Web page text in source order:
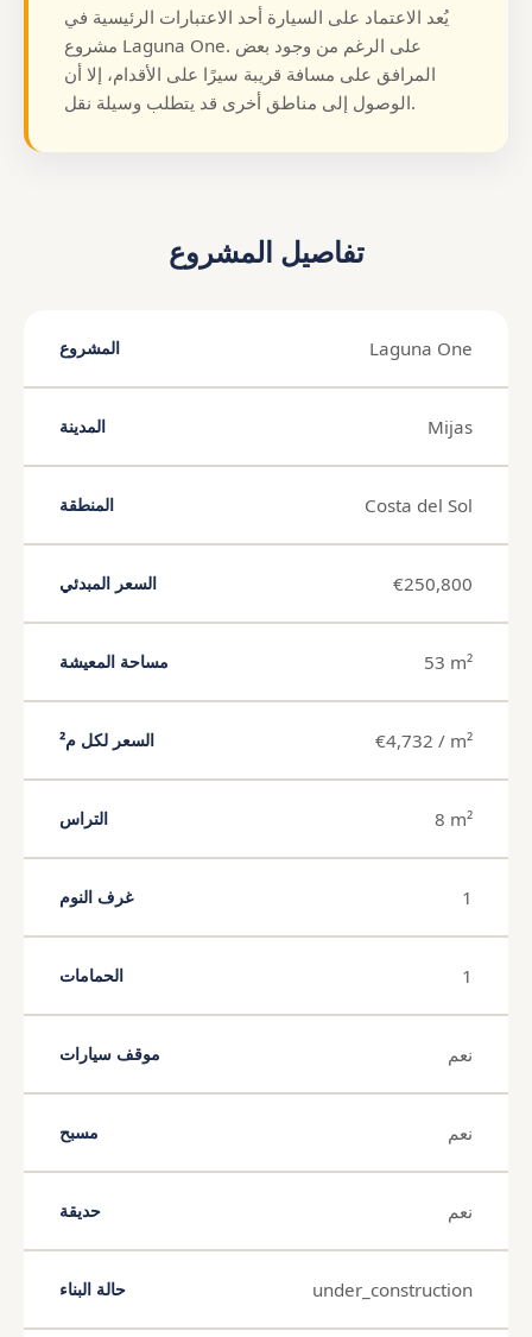
يُعد الاعتماد على السيارة أحد الاعتبارات الرئيسية في
مشروع Laguna One. على الرغم من وجود بعض
المرافق على مسافة قريبة سيرًا على الأقدام، إلا أن
الوصول إلى مناطق أخرى قد يتطلب وسيلة نقل.
تفاصيل المشروع
المشروع Laguna One
المدينة Mijas
المنطقة Costa del Sol
السعر المبدئي €250,800
مساحة المعيشة 53 m²
السعر لكل م² €4,732 / m²
التراس 8 m²
غرف النوم 1
الحمامات 1
موقف سيارات نعم
مسبح نعم
حديقة نعم
حالة البناء under_construction